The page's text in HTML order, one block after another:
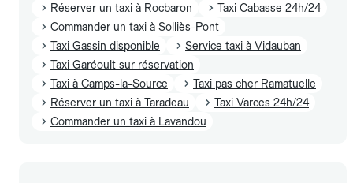
Réserver un taxi à Rocbaron
Taxi Cabasse 24h/24
Commander un taxi à Solliès-Pont
Taxi Gassin disponible
Service taxi à Vidauban
Taxi Garéoult sur réservation
Taxi à Camps-la-Source
Taxi pas cher Ramatuelle
Réserver un taxi à Taradeau
Taxi Varces 24h/24
Commander un taxi à Lavandou